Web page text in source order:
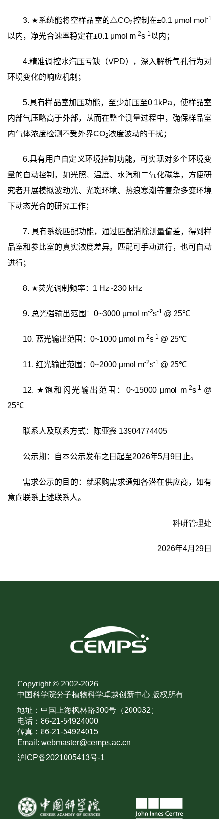
3. ★系统能将空样品室的△CO2控制在±0.1 μmol mol-1
以内，净光合速率稳定在±0.1 μmol m-2s-1以内；
4.精准调控水汽压亏缺（VPD），深入解析气孔行为对
环境变化的响应机制；
5.具有样品室加压功能，至少加压至0.1kPa，使样品室
内部气压略高于外部，从而在整个测量过程中，确保样品室
内气体浓度检测不受外界CO2浓度波动的干扰；
6.具有用户自定义环境控制功能，可实现对多个环境变
量的自动控制，如光照、温度、水汽和二氧化碳等，方便研
究者开展模拟波动光、光斑环境、热浪寒潮等复杂多变环境
下动态光合的研究工作；
7.具有系统匹配功能，通过匹配消除测量偏差，得到样
品室和参比室的真实浓度差异。匹配可手动进行，也可自动
进行；
8. ★荧光调制频率： 1 Hz~230 kHz
9. 总光强输出范围： 0~3000 µmol m-2s-1 @ 25℃
10. 蓝光输出范围： 0~1000 µmol m-2s-1 @ 25℃
11. 红光输出范围： 0~2000 µmol m-2s-1 @ 25℃
12. ★ 饱和闪光输出范围： 0~15000 µmol m-2s-1 @
25℃
联系人及联系方式：陈亚鑫 13904774405
公示期：自本公示发布之日起至2026年5月 9 日止。
需求公示的目的：就采购需求通知各潜在供应商，如有
意向联系上述联系人。
科研管理处
2026年4月 29 日
Copyright © 2002-2026
中国科学院分子植物科学卓越创新中心 版权所有
地址：中国上海枫林路300号（200032）
电话：86-21-54924000
传真：86-21-54924015
Email: webmaster@cemps.ac.cn
沪ICP备2021005413号-1